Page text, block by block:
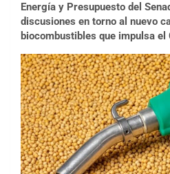
Energía y Presupuesto del
discusiones en torno al nuevo
biocombustibles que impulsa el